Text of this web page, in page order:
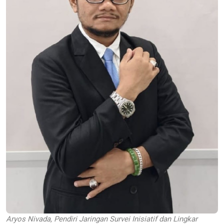
Aryos Nivada, Pendiri Jaringan Survei Inisiatif dan Lingkar